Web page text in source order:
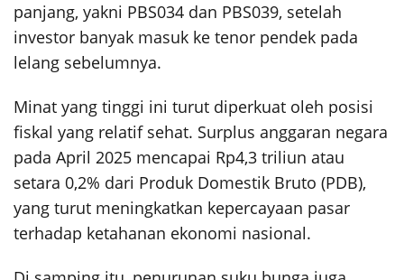
panjang, yakni PBS034 dan PBS039, setelah
investor banyak masuk ke tenor pendek pada
lelang sebelumnya.
Minat yang tinggi ini turut diperkuat oleh posisi
fiskal yang relatif sehat. Surplus anggaran negara
pada April 2025 mencapai Rp4,3 triliun atau
setara 0,2% dari Produk Domestik Bruto (PDB),
yang turut meningkatkan kepercayaan pasar
terhadap ketahanan ekonomi nasional.